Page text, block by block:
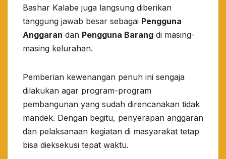
Bashar Kalabe juga langsung diberikan
tanggung jawab besar sebagai Pengguna
Anggaran dan Pengguna Barang di masing-
masing kelurahan.
​Pemberian kewenangan penuh ini sengaja
dilakukan agar program-program
pembangunan yang sudah direncanakan tidak
mandek. Dengan begitu, penyerapan anggaran
dan pelaksanaan kegiatan di masyarakat tetap
bisa dieksekusi tepat waktu.